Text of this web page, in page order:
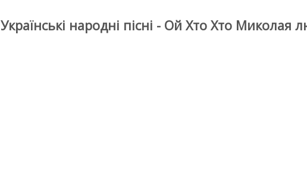
Українські народні пісні - Ой Хто Хто Миколая